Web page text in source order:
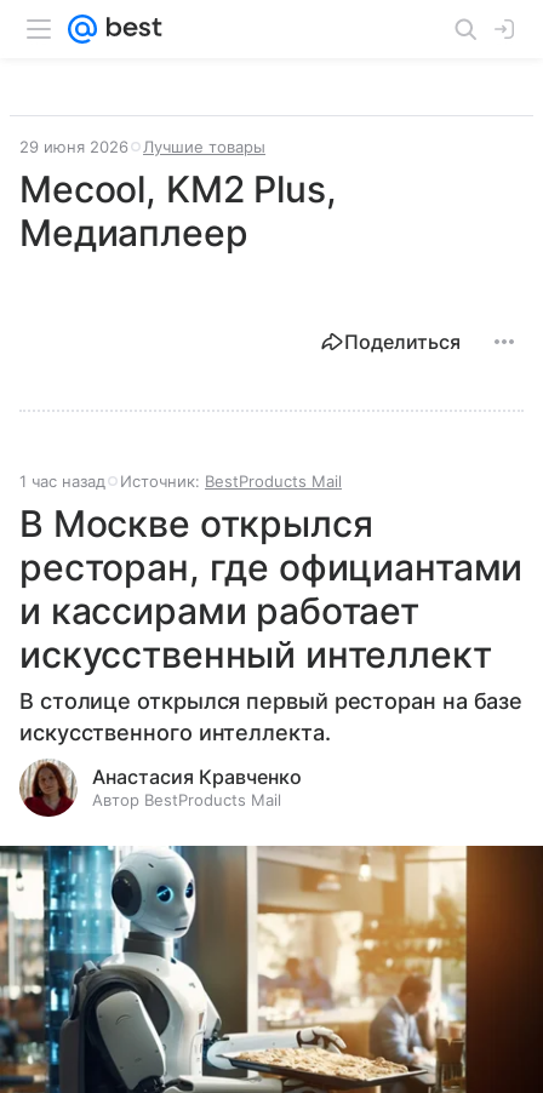
29 июня 2026 Лучшие товары
Mecool, KM2 Plus,
Медиаплеер
Поделиться
1 час назад Источник: BestProducts Mail
В Москве открылся
ресторан, где официантами
и кассирами работает
искусственный интеллект
В столице открылся первый ресторан на базе
искусственного интеллекта.
Анастасия Кравченко
Автор BestProducts Mail